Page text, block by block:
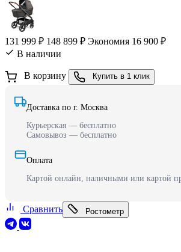
131 999 ₽ 148 899 ₽ Экономия 16 900 ₽
В наличии
В корзину Купить в 1 клик
Доставка по г. Москва
Курьерская — бесплатно
Самовывоз — бесплатно
Оплата
Картой онлайн, наличными или картой
Сравнить Ростометр